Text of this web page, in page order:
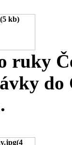
ruky
do